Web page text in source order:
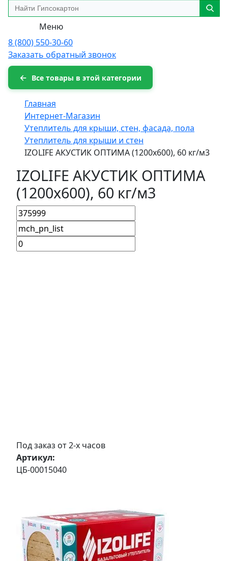
Меню
8 (800) 550-30-60
Заказать обратный звонок
Все товары в этой категории
Главная
Интернет-Магазин
Утеплитель для крыши, стен, фасада, пола
Утеплитель для крыши и стен
IZOLIFE АКУСТИК ОПТИМА (1200х600), 60 кг/м3
IZOLIFE АКУСТИК ОПТИМА
(1200х600), 60 кг/м3
Под заказ от 2-х часов
Артикул:
ЦБ-00015040